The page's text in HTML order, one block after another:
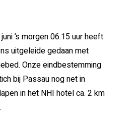
’s morgen 06.15 uur heeft
uitgeleide gedaan met
Onze eindbestemming
bij Passau nog net in
in het NHI hotel ca. 2 km